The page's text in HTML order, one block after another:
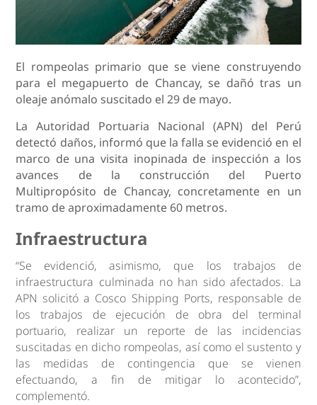
El rompeolas primario que se viene construyendo
para el megapuerto de Chancay, se dañó tras un
oleaje anómalo suscitado el 29 de mayo.
La Autoridad Portuaria Nacional (APN) del Perú
detectó daños, informó que la falla se evidenció en el
marco de una visita inopinada de inspección a los
avances de la construcción del Puerto
Multipropósito de Chancay, concretamente en un
tramo de aproximadamente 60 metros.
Infraestructura
“Se evidenció, asimismo, que los trabajos de
infraestructura culminada no han sido afectados. La
APN solicitó a Cosco Shipping Ports, responsable de
los trabajos de ejecución de obra del terminal
portuario, realizar un reporte de las incidencias
suscitadas en dicho rompeolas, así como el sustento y
las medidas de contingencia que se vienen
efectuando, a fin de mitigar lo acontecido”,
complementó.